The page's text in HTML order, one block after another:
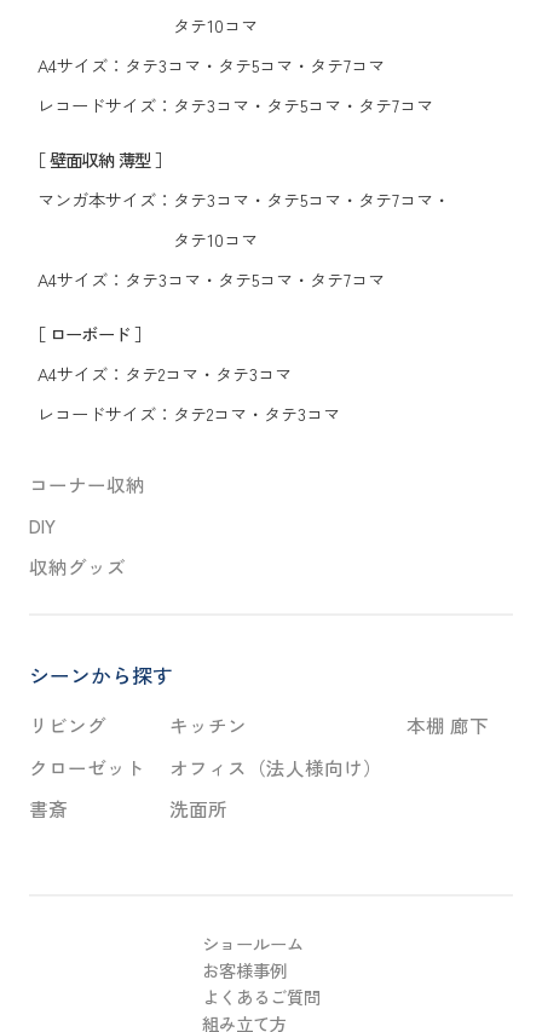
コーナー収納
DIY
収納グッズ
タテ10コマ
A4サイズ： タテ3コマ ・ タテ5コマ ・ タテ7コマ
レコードサイズ： タテ3コマ ・ タテ5コマ ・ タテ7コマ
［ 壁面収納 薄型 ］
マンガ本サイズ： タテ3コマ ・ タテ5コマ ・ タテ7コマ ・
タテ10コマ
A4サイズ： タテ3コマ ・ タテ5コマ ・ タテ7コマ
［ ローボード ］
A4サイズ： タテ2コマ ・ タテ3コマ
レコードサイズ： タテ2コマ ・ タテ3コマ
シーンから探す
リビング
クローゼット
書斎
キッチン
オフィス（法人様向け）
洗面所
本棚 廊下
ショールーム
お客様事例
よくあるご質問
組み立て方